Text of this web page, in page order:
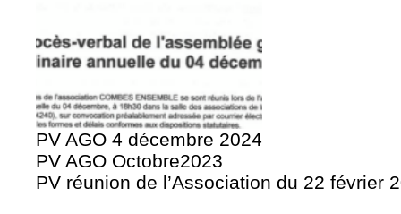
PV AGO 4 décembre 2024
PV AGO Octobre2023
PV réunion de l’Association du 22 février